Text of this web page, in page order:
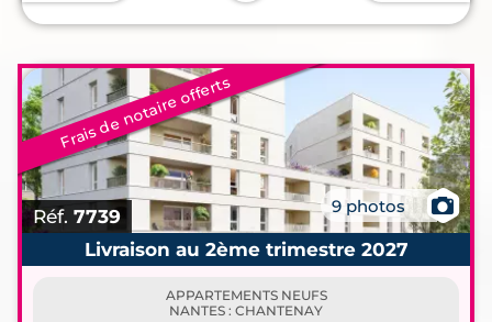
Frais de notaire offerts
Réf. 7739 9 photos
📷
Livraison au 2ème trimestre 2027
APPARTEMENTS NEUFS
NANTES : CHANTENAY